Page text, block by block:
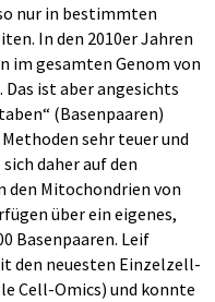
nur in bestimmten
In den 2010er Jahren
im gesamten Genom von
ist aber angesichts
(Basenpaaren)
sehr teuer und
daher auf den
den Mitochondrien von
über ein eigenes,
Basenpaaren. Leif
den neuesten Einzelzell-
Cell-Omics) und konnte